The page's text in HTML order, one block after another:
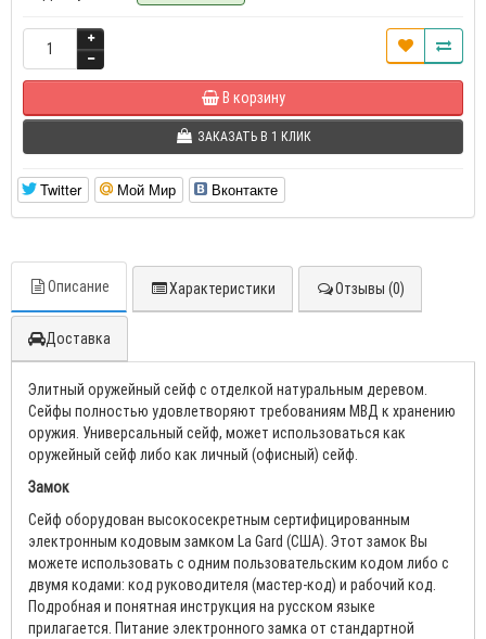
В корзину
ЗАКАЗАТЬ В 1 КЛИК
Twitter Мой Мир Вконтакте
Описание Характеристики Отзывы (0)
Доставка
Элитный оружейный сейф с отделкой натуральным деревом.
Сейфы полностью удовлетворяют требованиям МВД к хранению
оружия. Универсальный сейф, может использоваться как
оружейный сейф либо как личный (офисный) сейф.
Замок
Сейф оборудован высокосекретным сертифицированным
электронным кодовым замком La Gard (США). Этот замок Вы
можете использовать с одним пользовательским кодом либо с
двумя кодами: код руководителя (мастер-код) и рабочий код.
Подробная и понятная инструкция на русском языке
прилагается. Питание электронного замка от стандартной